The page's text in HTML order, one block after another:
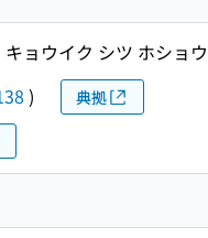
ョウイク シツ ホショ
) 典拠